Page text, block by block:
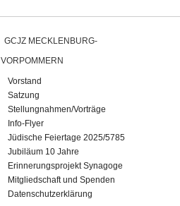
GCJZ MECKLENBURG-
VORPOMMERN
Vorstand
Satzung
Stellungnahmen/Vorträge
Info-Flyer
Jüdische Feiertage 2025/5785
Jubiläum 10 Jahre
Erinnerungsprojekt Synagoge
Mitgliedschaft und Spenden
Datenschutzerklärung